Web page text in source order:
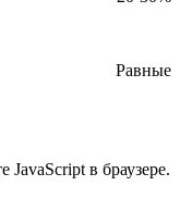
Равные
в браузере.